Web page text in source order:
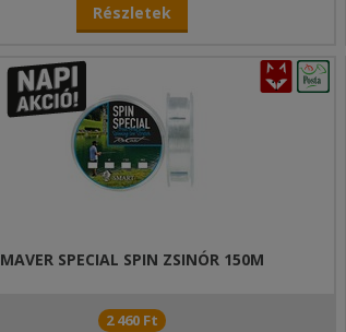
Részletek
MAVER SPECIAL SPIN ZSINÓR 150M
2 460 Ft